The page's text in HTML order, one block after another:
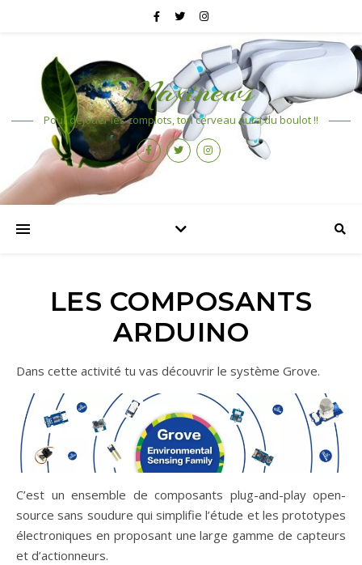
Maxinews
Pour déjouer les complots, ton cerveau aura du boulot !!
LES COMPOSANTS
ARDUINO
Dans cette activité tu vas découvrir le système Grove.
C’est un ensemble de composants plug-and-play open-
source sans soudure qui simplifie l’étude et les prototypes
électroniques en proposant une large gamme de capteurs
et d’actionneurs.